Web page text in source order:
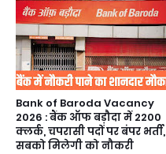
Bank of Baroda Vacancy
2026 : बैंक ऑफ बड़ौदा में 2200
क्लर्क, चपरासी पदों पर बंपर भर्ती,
सबको मिलेगी को नौकरी